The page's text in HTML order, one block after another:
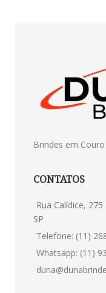
Brindes em
CONTATOS
Rua Calídice,
SP
Telefone: (11)
Whatsapp: (11)